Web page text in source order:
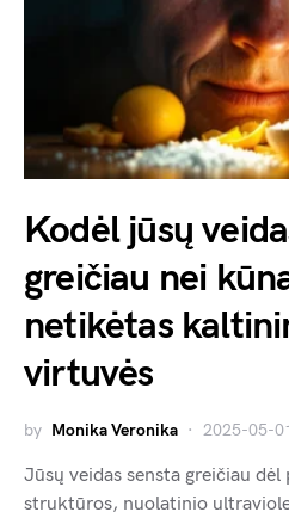
Kodėl jūsų
greičiau nei
netikėtas
virtuvės
by Monika Veronika 2025-05-01
Jūsų veidas sensta greičiau dėl
struktūros, nuolatinio